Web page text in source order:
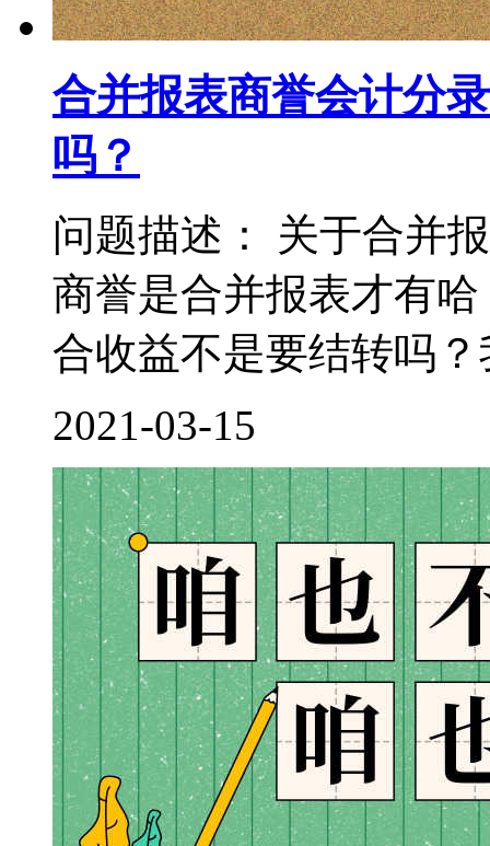
合并报表商誉会计分
吗？
问题描述： 关于合并
商誉是合并报表才有
合收益不是要结转吗
2021-03-15